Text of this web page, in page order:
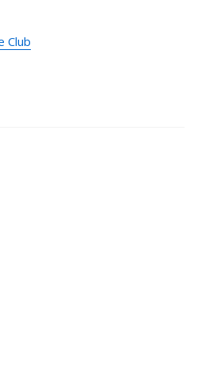
Club